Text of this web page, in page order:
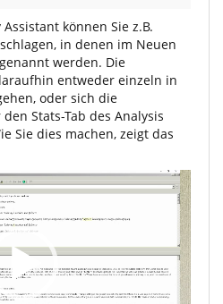
können Sie z.B.
in denen im Neuen
werden. Die
entweder einzeln in
oder sich die
Stats-Tab des Analysis
Sie dies machen, zeigt das